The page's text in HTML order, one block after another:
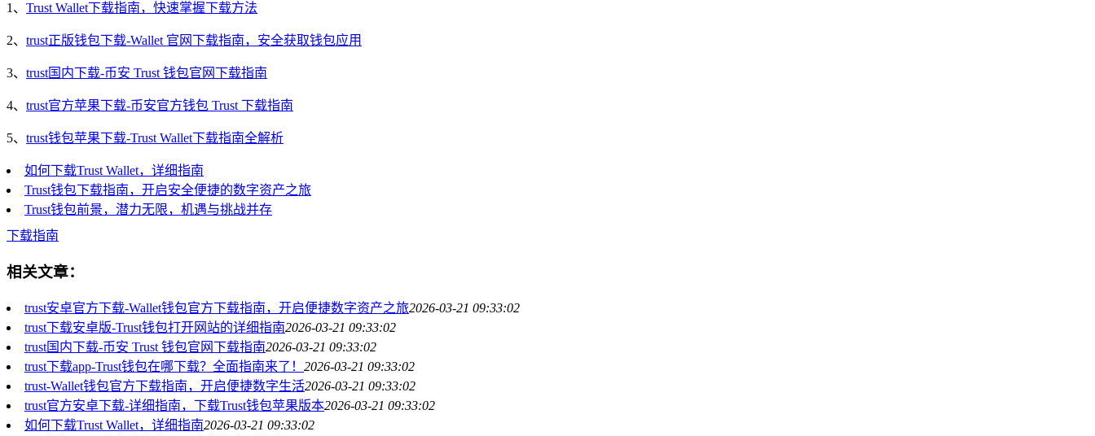
1、 Trust Wallet下载指南，快速掌握下载方法
2、 trust正版钱包下载-Wallet 官网下载指南，安全获取钱包应用
3、 trust国内下载-币安 Trust 钱包官网下载指南
4、 trust官方苹果下载-币安官方钱包 Trust 下载指南
5、 trust钱包苹果下载-Trust Wallet下载指南全解析
如何下载Trust Wallet，详细指南
Trust钱包下载指南，开启安全便捷的数字资产之旅
Trust钱包前景，潜力无限，机遇与挑战并存
下载指南
相关文章：
trust安卓官方下载-Wallet钱包官方下载指南，开启便捷数字资产之旅2026-03-21 09:33:02
trust下载安卓版-Trust钱包打开网站的详细指南2026-03-21 09:33:02
trust国内下载-币安 Trust 钱包官网下载指南2026-03-21 09:33:02
trust下载app-Trust钱包在哪下载？全面指南来了！ 2026-03-21 09:33:02
trust-Wallet钱包官方下载指南，开启便捷数字生活2026-03-21 09:33:02
trust官方安卓下载-详细指南，下载Trust钱包苹果版本2026-03-21 09:33:02
如何下载Trust Wallet，详细指南2026-03-21 09:33:02